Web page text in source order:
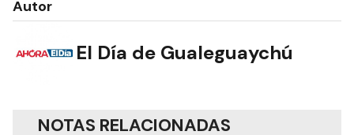
Autor
El Día de Gualeguaychú
NOTAS RELACIONADAS